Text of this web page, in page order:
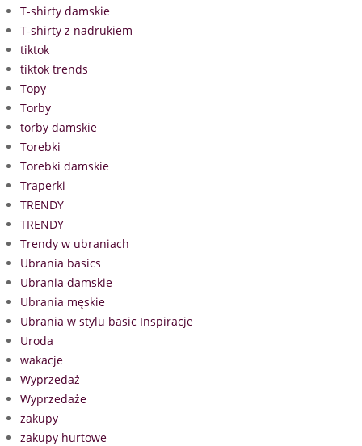
T-shirty damskie
T-shirty z nadrukiem
tiktok
tiktok trends
Topy
Torby
torby damskie
Torebki
Torebki damskie
Traperki
TRENDY
TRENDY
Trendy w ubraniach
Ubrania basics
Ubrania damskie
Ubrania męskie
Ubrania w stylu basic Inspiracje
Uroda
wakacje
Wyprzedaż
Wyprzedaże
zakupy
zakupy hurtowe